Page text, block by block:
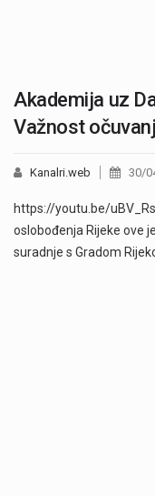
Akademija uz
Važnost
Kanalri.web 30/
https://youtu.be/
oslobođenja Rijeke ove
suradnje s Gradom